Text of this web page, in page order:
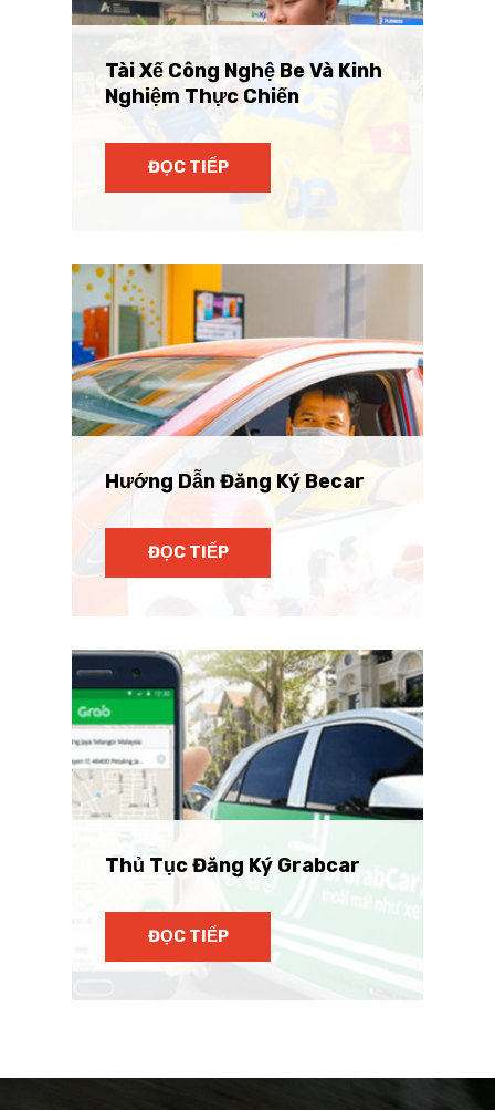
Tài Xế Công Nghệ Be Và Kinh
Nghiệm Thực Chiến
ĐỌC TIẾP
Hướng Dẫn Đăng Ký Becar
ĐỌC TIẾP
Thủ Tục Đăng Ký Grabcar
ĐỌC TIẾP